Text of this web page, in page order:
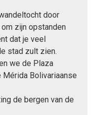
door
zijn opstanden
dat je veel
stad zult zien.
we de Plaza
Bolivariaanse
de bergen van de